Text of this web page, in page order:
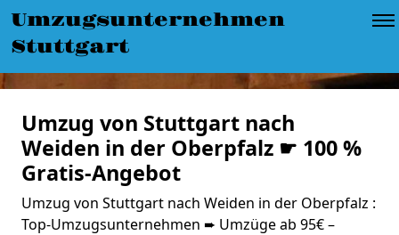
Umzugsunternehmen
Stuttgart
Umzug von Stuttgart nach
Weiden in der Oberpfalz ☛ 100 %
Gratis-Angebot
Umzug von Stuttgart nach Weiden in der Oberpfalz :
Top-Umzugsunternehmen ➨ Umzüge ab 95€ –